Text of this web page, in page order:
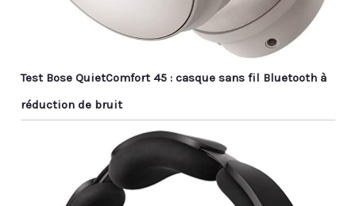
Test Bose QuietComfort 45 : casque sans fil Bluetooth à
réduction de bruit